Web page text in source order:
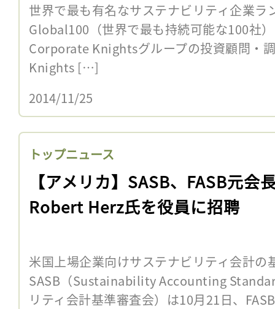
世界で最も有名なサステナビリティ企業ラ
Global100（世界で最も持続可能な100社
Corporate Knightsグループの投資顧問・
Knights […]
2014/11/25
トップニュース
【アメリカ】SASB、FASB元会
Robert Herz氏を役員に招聘
米国上場企業向けサステナビリティ会計の
SASB（Sustainability Accounting
リティ会計基準審査会）は10月21日、